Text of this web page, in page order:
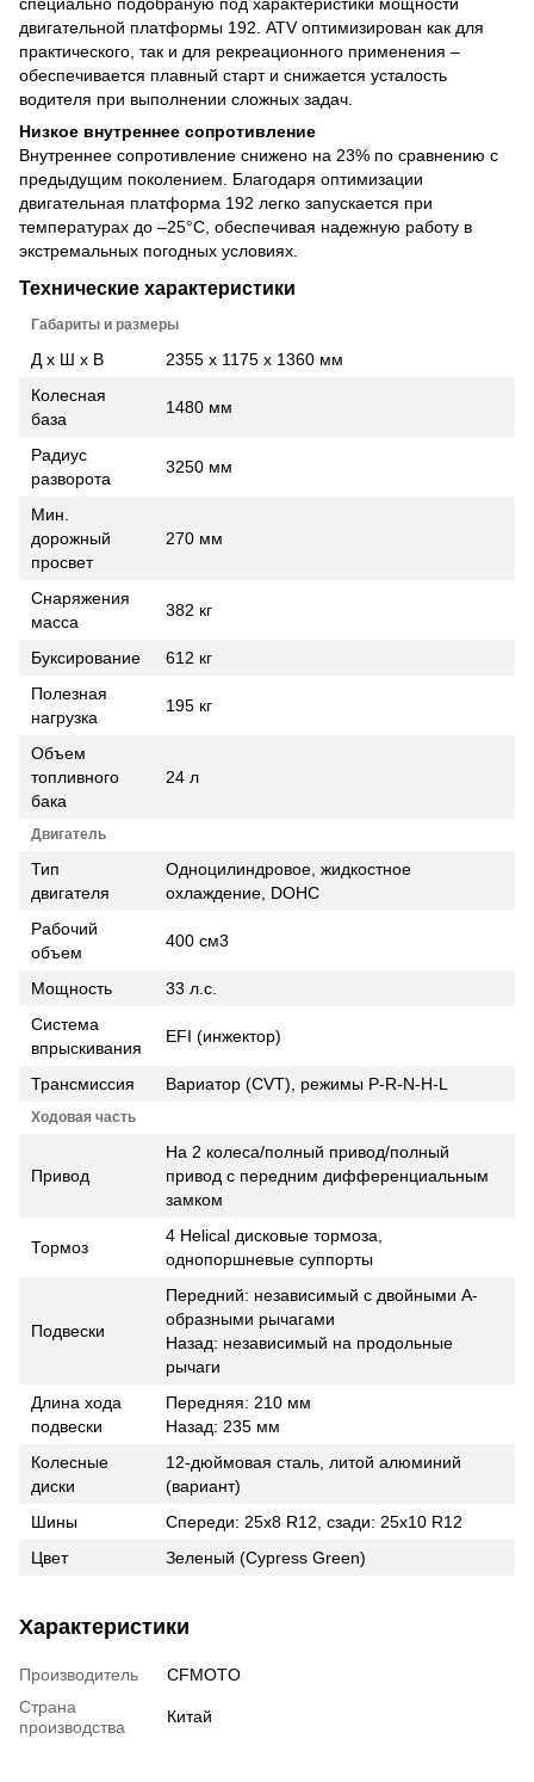
специально подобраную под характеристики мощности
двигательной платформы 192. ATV оптимизирован как для
практического, так и для рекреационного применения –
обеспечивается плавный старт и снижается усталость
водителя при выполнении сложных задач.
Низкое внутреннее сопротивление
Внутреннее сопротивление снижено на 23% по сравнению с
предыдущим поколением. Благодаря оптимизации
двигательная платформа 192 легко запускается при
температурах до –25°C, обеспечивая надежную работу в
экстремальных погодных условиях.
Технические характеристики
Габариты и размеры
Д x Ш x В
2355 х 1175 х 1360 мм
Колесная
база
1480 мм
Радиус
разворота
3250 мм
Мин.
дорожный
просвет
270 мм
Снаряжения
масса
382 кг
Буксирование
612 кг
Полезная
нагрузка
195 кг
Объем
топливного
бака
24 л
Двигатель
Тип
двигателя
Одноцилиндровое, жидкостное
охлаждение, DOHC
Рабочий
объем
400 см3
Мощность
33 л.с.
Система
впрыскивания
EFI (инжектор)
Трансмиссия Вариатор (CVT), режимы P-R-N-H-L
Ходовая часть
Привод
На 2 колеса/полный привод/полный
привод с передним дифференциальным
замком
Тормоз
4 Helical дисковые тормоза,
однопоршневые суппорты
Подвески
Передний: независимый с двойными A-
образными рычагами
Назад: независимый на продольные
рычаги
Длина хода
подвески
Передняя: 210 мм
Назад: 235 мм
Колесные
диски
12-дюймовая сталь, литой алюминий
(вариант)
Шины
Спереди: 25x8 R12, сзади: 25x10 R12
Цвет
Зеленый (Cypress Green)
Характеристики
Производитель
CFMOTO
Страна
производства
Китай